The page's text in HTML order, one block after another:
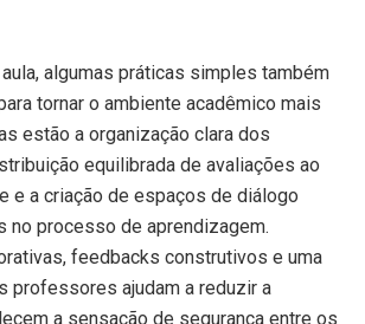
algumas práticas simples também
tornar o ambiente acadêmico mais
estão a organização clara dos
equilibrada de avaliações ao
e a criação de espaços de diálogo
no processo de aprendizagem.
feedbacks construtivos e uma
professores ajudam a reduzir a
a sensação de segurança entre os